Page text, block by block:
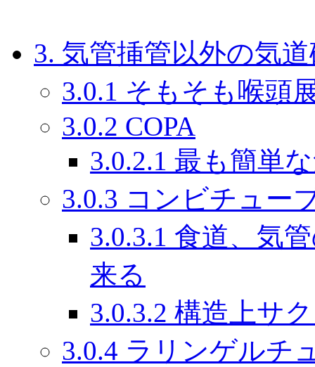
3. 気管挿管以外の気
3.0.1 そもそも喉頭
3.0.2 COPA
3.0.2.1 最も簡単
3.0.3 コンビチュー
3.0.3.1 食道、気
来る
3.0.3.2 構造上サ
3.0.4 ラリンゲルチ